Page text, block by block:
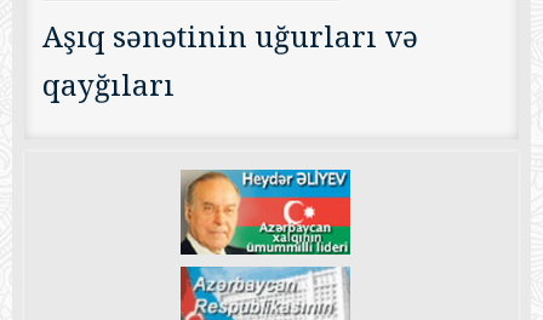
Aşıq sənətinin uğurları və
qayğıları